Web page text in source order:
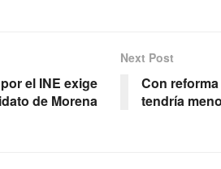
el INE exige
de Morena
Next Post
Con
tendría